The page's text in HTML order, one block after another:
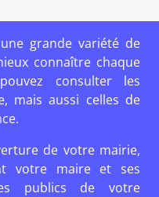
grande variété de
connaître chaque
consulter les
mais aussi celles de
de votre mairie,
votre maire et ses
publics de votre